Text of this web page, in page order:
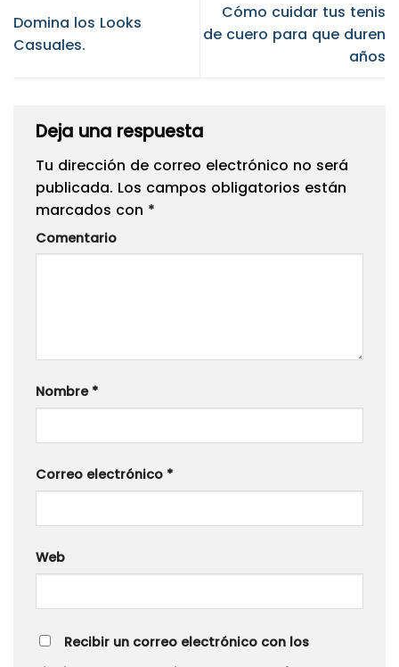
Domina los Looks
Casuales.
Cómo cuidar tus tenis
de cuero para que duren
años
Deja una respuesta
Tu dirección de correo electrónico no será
publicada. Los campos obligatorios están
marcados con *
Comentario
Nombre *
Correo electrónico *
Web
Recibir un correo electrónico con los